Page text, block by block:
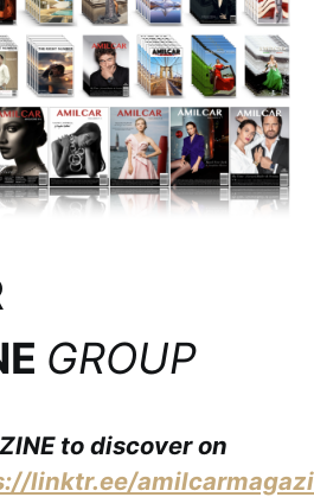
GROUP
to discover on
linktr.ee/